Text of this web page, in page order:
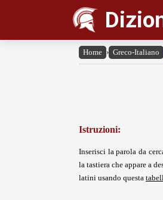
Home › Greco-Italiano
Istruzioni:
Inserisci la parola da
la tastiera che appare a
latini usando questa